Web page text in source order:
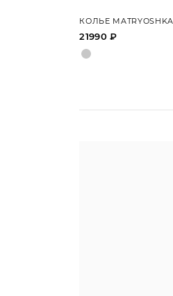
КОЛЬЕ MATRYOSHKA
21990 ₽